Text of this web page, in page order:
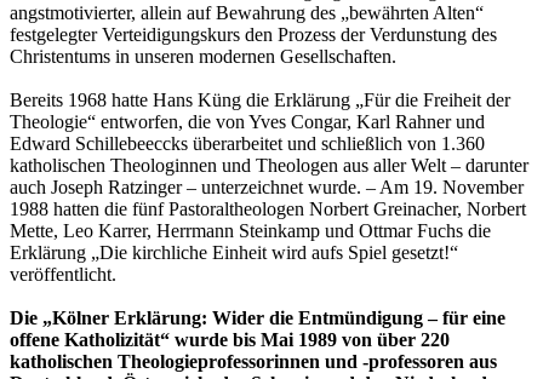
angstmotivierter, allein auf Bewahrung des „bewährten Alten“
festgelegter Verteidigungskurs den Prozess der Verdunstung des
Christentums in unseren modernen Gesellschaften.
Bereits 1968 hatte Hans Küng die Erklärung „Für die Freiheit der
Theologie“ entworfen, die von Yves Congar, Karl Rahner und
Edward Schillebeeccks überarbeitet und schließlich von 1.360
katholischen Theologinnen und Theologen aus aller Welt – darunter
auch Joseph Ratzinger – unterzeichnet wurde. – Am 19. November
1988 hatten die fünf Pastoraltheologen Norbert Greinacher, Norbert
Mette, Leo Karrer, Herrmann Steinkamp und Ottmar Fuchs die
Erklärung „Die kirchliche Einheit wird aufs Spiel gesetzt!“
veröffentlicht.
Die „Kölner Erklärung: Wider die Entmündigung – für eine
offene Katholizität“ wurde bis Mai 1989 von über 220
katholischen Theologieprofessorinnen und -professoren aus